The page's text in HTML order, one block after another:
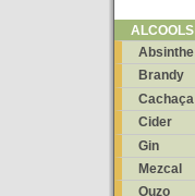
ALCOOLS
Absinthe
Brandy
Cachaça
Cider
Gin
Mezcal
Ouzo